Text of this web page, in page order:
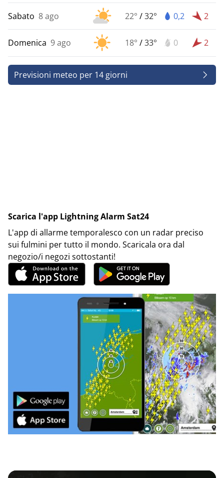
Sabato 8 ago 22° /32° 0,2 2
Domenica 9 ago 18° /33° 0 2
Previsioni meteo per 14 giorni
Scarica l'app Lightning Alarm Sat24
L'app di allarme temporalesco con un radar preciso
sui fulmini per tutto il mondo. Scaricala ora dal
negozio/i negozi sottostanti!